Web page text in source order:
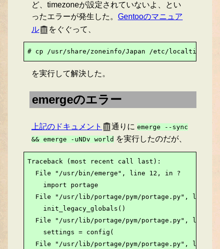
ど、timezoneが設定されていないよ、とい
ったエラーが発生した。 Gentooのマニュア
ル
をぐぐって、
# cp /usr/share/zoneinfo/Japan /etc/localtime
を実行して解決した。
emergeのエラー
上記のドキュメント 通りにemerge
--sync
&& emerge
-uNDv world を実行したのだが、
Traceback (most recent call last):
  File "/usr/bin/emerge", line 12, in ?
    import portage
File "/usr/lib/portage/pym/portage.py", line
    init_legacy_globals()
File "/usr/lib/portage/pym/portage.py", line
    settings = config(
File "/usr/lib/portage/pym/portage.py", line